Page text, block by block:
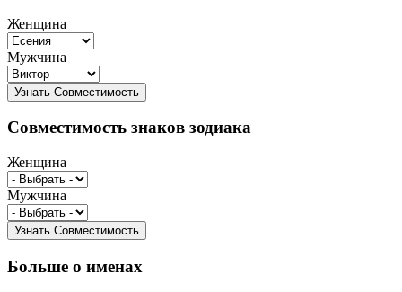
Женщина
Мужчина
Совместимость знаков зодиака
Женщина
Мужчина
Больше о именах